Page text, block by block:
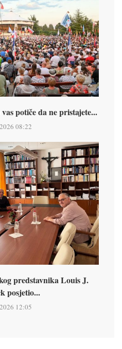
potiče da ne pristajete...
08:22
predstavnika Louis J.
posjetio...
12:05